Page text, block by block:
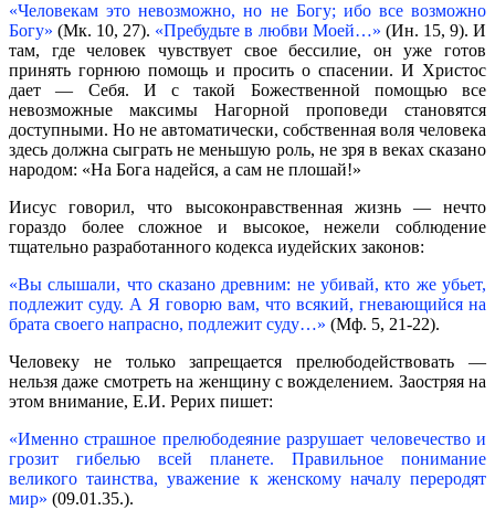
«Человекам это невозможно, но не Богу; ибо все возможно
Богу» (Мк. 10, 27). «Пребудьте в любви Моей…» (Ин. 15, 9). И
там, где человек чувствует свое бессилие, он уже готов
принять горнюю помощь и просить о спасении. И Христос
дает — Себя. И с такой Божественной помощью все
невозможные максимы Нагорной проповеди становятся
доступными. Но не автоматически, собственная воля человека
здесь должна сыграть не меньшую роль, не зря в веках сказано
народом: «На Бога надейся, а сам не плошай!»
Иисус говорил, что высоконравственная жизнь — нечто
гораздо более сложное и высокое, нежели соблюдение
тщательно разработанного кодекса иудейских законов:
«Вы слышали, что сказано древним: не убивай, кто же убьет,
подлежит суду. А Я говорю вам, что всякий, гневающийся на
брата своего напрасно, подлежит суду…» (Мф. 5, 21-22).
Человеку не только запрещается прелюбодействовать —
нельзя даже смотреть на женщину с вожделением. Заостряя на
этом внимание, Е.И. Рерих пишет:
«Именно страшное прелюбодеяние разрушает человечество и
грозит гибелью всей планете. Правильное понимание
великого таинства, уважение к женскому началу переродят
мир» (09.01.35.).